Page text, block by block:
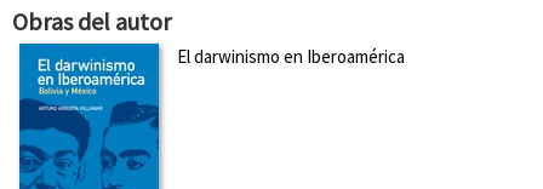
Obras del autor
El darwinismo en Iberoamérica